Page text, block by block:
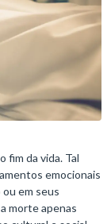
fim da vida. Tal
emocionais
em seus
morte apenas